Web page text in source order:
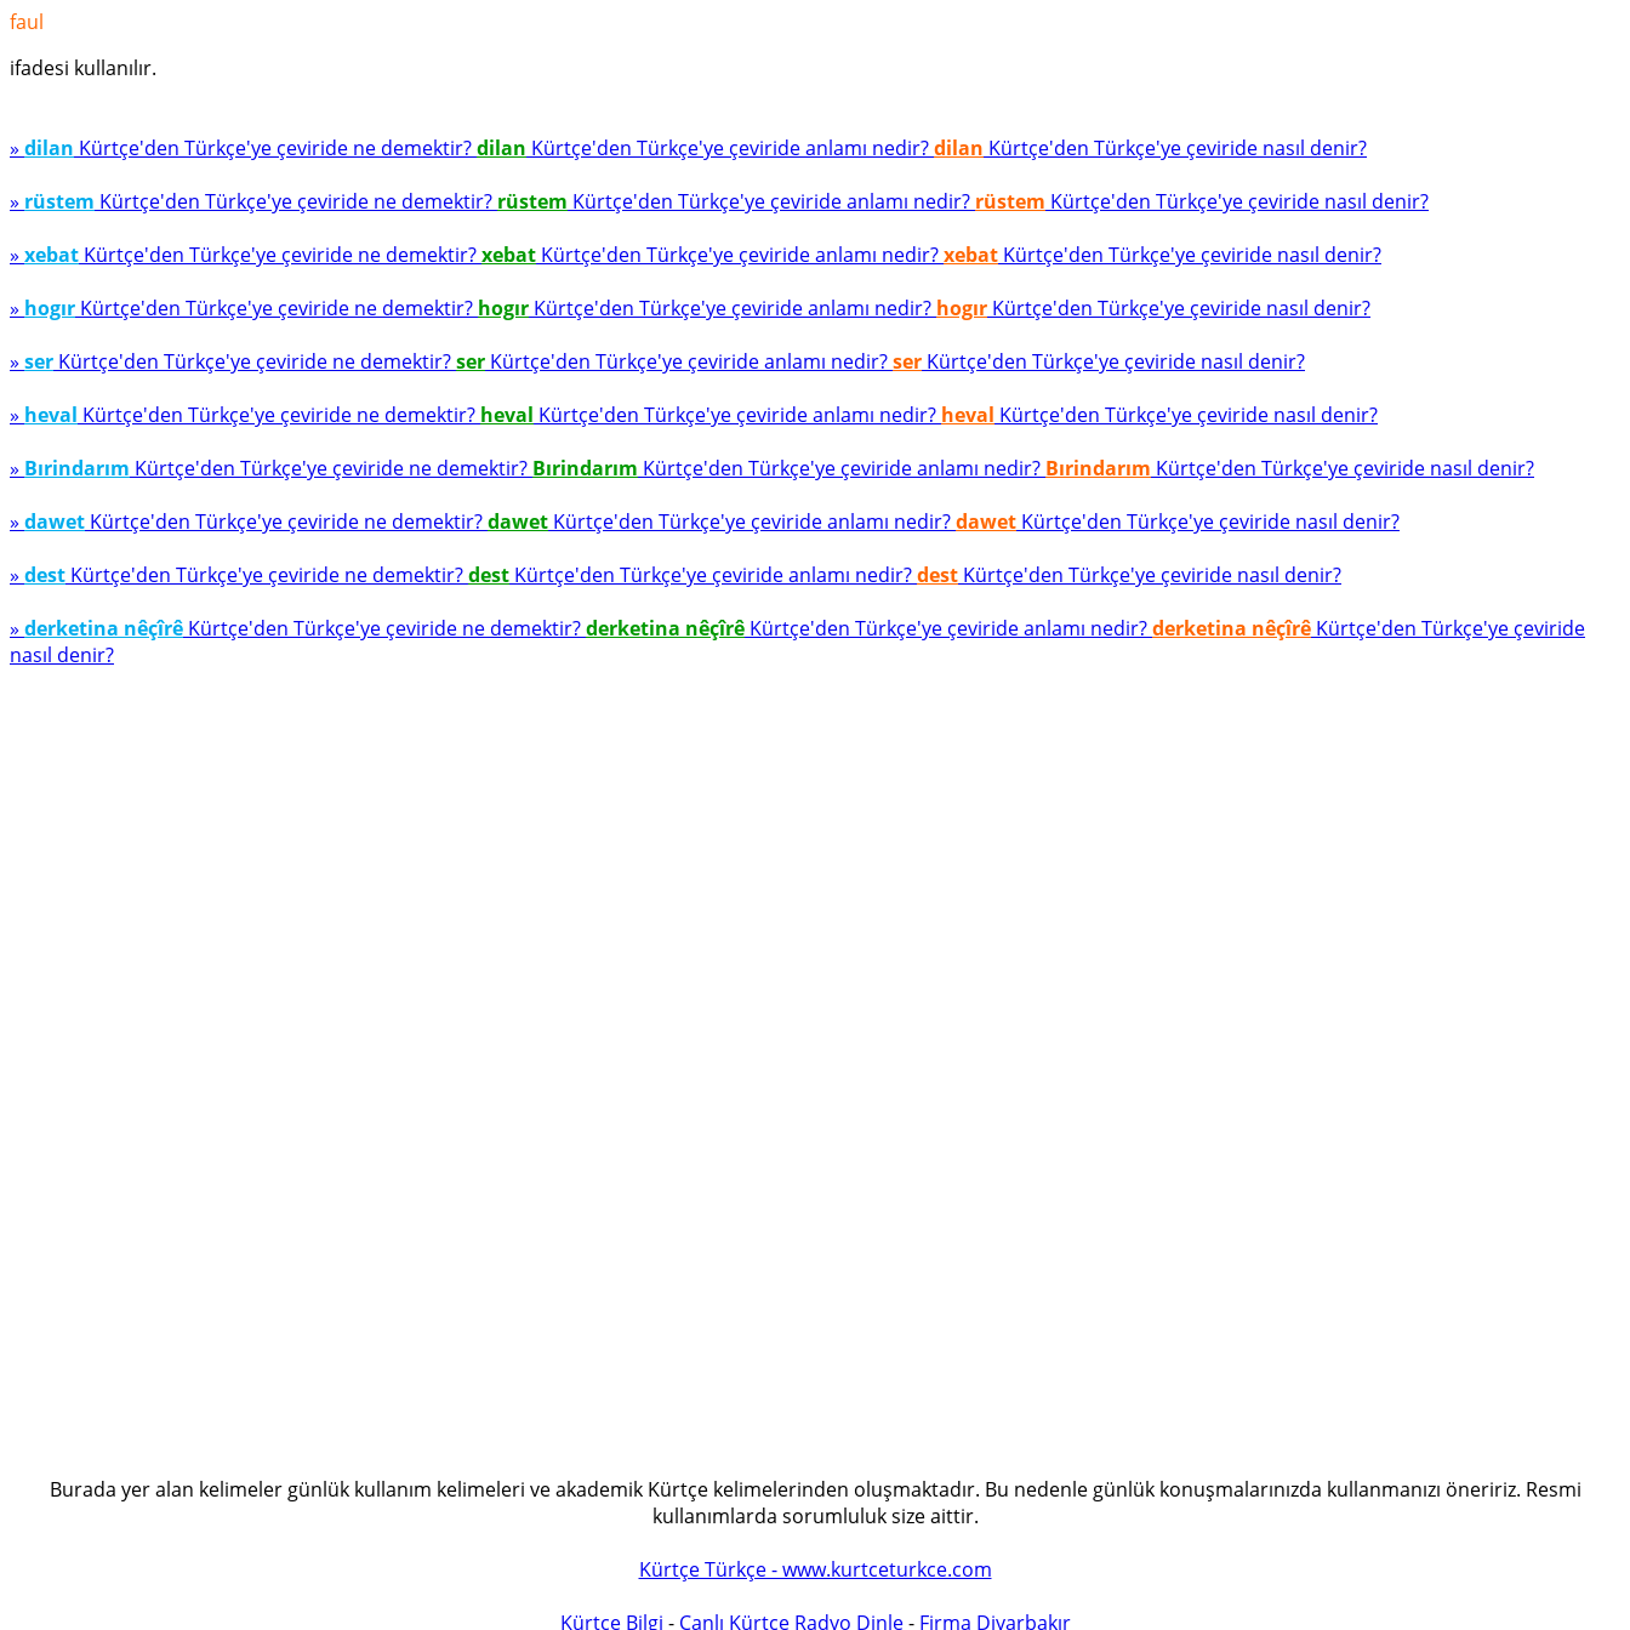
faul
ifadesi kullanılır.
» dilan Kürtçe'den Türkçe'ye çeviride ne demektir?dilan Kürtçe'den Türkçe'ye çeviride anlamı nedir?dilan Kürtçe'den Türkçe'ye çeviride nasıl denir?
» rüstem Kürtçe'den Türkçe'ye çeviride ne demektir? rüstem Kürtçe'den Türkçe'ye çeviride anlamı nedir? rüstem Kürtçe'den Türkçe'ye çeviride nasıl denir?
» xebat Kürtçe'den Türkçe'ye çeviride ne demektir?xebat Kürtçe'den Türkçe'ye çeviride anlamı nedir?xebat Kürtçe'den Türkçe'ye çeviride nasıl denir?
» hogır Kürtçe'den Türkçe'ye çeviride ne demektir? hogır Kürtçe'den Türkçe'ye çeviride anlamı nedir? hogır Kürtçe'den Türkçe'ye çeviride nasıl denir?
» ser Kürtçe'den Türkçe'ye çeviride ne demektir?ser Kürtçe'den Türkçe'ye çeviride anlamı nedir?ser Kürtçe'den Türkçe'ye çeviride nasıl denir?
» heval Kürtçe'den Türkçe'ye çeviride ne demektir? heval Kürtçe'den Türkçe'ye çeviride anlamı nedir? heval Kürtçe'den Türkçe'ye çeviride nasıl denir?
» Bırindarım Kürtçe'den Türkçe'ye çeviride ne demektir? Bırindarım Kürtçe'den Türkçe'ye çeviride anlamı nedir? Bırindarım Kürtçe'den Türkçe'ye çeviride nasıl denir?
» dawet Kürtçe'den Türkçe'ye çeviride ne demektir?dawet Kürtçe'den Türkçe'ye çeviride anlamı nedir?dawet Kürtçe'den Türkçe'ye çeviride nasıl denir?
» dest Kürtçe'den Türkçe'ye çeviride ne demektir?dest Kürtçe'den Türkçe'ye çeviride anlamı nedir?dest Kürtçe'den Türkçe'ye çeviride nasıl denir?
» derketina nêçîrê Kürtçe'den Türkçe'ye çeviride ne demektir?derketina nêçîrê Kürtçe'den Türkçe'ye çeviride anlamı nedir?derketina nêçîrê Kürtçe'den Türkçe'ye çeviride
nasıl denir?
Burada yer alan kelimeler günlük kullanım kelimeleri ve akademik Kürtçe kelimelerinden oluşmaktadır. Bu nedenle günlük konuşmalarınızda kullanmanızı öneririz. Resmi
kullanımlarda sorumluluk size aittir.
Kürtçe Türkçe - www.kurtceturkce.com
Kürtçe Bilgi - Canlı Kürtçe Radyo Dinle- Firma Diyarbakır